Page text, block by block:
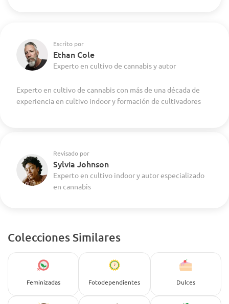
Escrito por
Ethan Cole
Experto en cultivo de cannabis y autor
Experto en cultivo de cannabis con más de una década de
experiencia en cultivo indoor y formación de cultivadores
Revisado por
Sylvia Johnson
Experto en cultivo indoor y autor especializado
en cannabis
Colecciones Similares
Feminizadas Fotodependientes Dulces